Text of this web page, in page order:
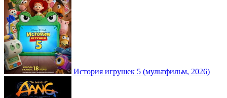
История игрушек 5 (мультфильм, 2026)